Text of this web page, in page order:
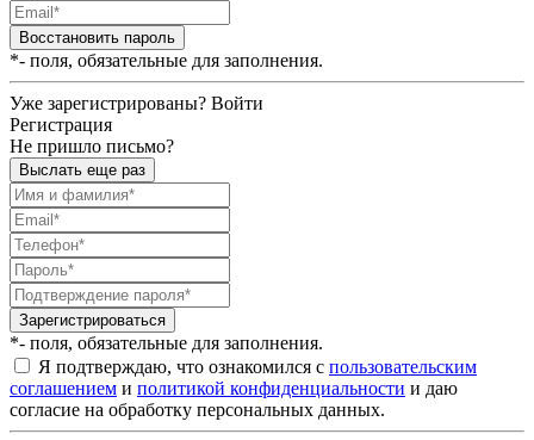
Восстановить пароль
*- поля, обязательные для заполнения.
Уже зарегистрированы? Войти
Регистрация
Не пришло письмо?
Выслать еще раз
Зарегистрироваться
*- поля, обязательные для заполнения.
Я подтверждаю, что ознакомился с пользовательским
соглашением и политикой конфиденциальности и даю
согласие на обработку персональных данных.